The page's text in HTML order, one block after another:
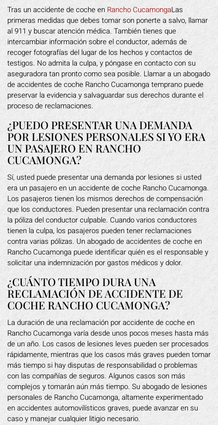
Tras un accidente de coche en Rancho CucamongaLas
primeras medidas que debes tomar son ponerte a salvo, llamar
al 911 y buscar atención médica. También tienes que
intercambiar información sobre el conductor, además de
recoger fotografías del lugar de los hechos y contactos de
testigos. No admita la culpa, y póngase en contacto con su
aseguradora tan pronto como sea posible. Llamar a un abogado
de accidentes de coche Rancho Cucamonga temprano puede
preservar la evidencia y salvaguardar sus derechos durante el
proceso de reclamaciones.
¿PUEDO PRESENTAR UNA DEMANDA
POR LESIONES PERSONALES SI YO ERA
UN PASAJERO EN RANCHO
CUCAMONGA?
Sí, usted puede presentar una demanda por lesiones si usted
era un pasajero en un accidente de coche Rancho Cucamonga.
Los pasajeros tienen los mismos derechos de compensación
que los conductores. Pueden presentar una reclamación contra
la póliza del conductor culpable. Cuando varios conductores
tienen la culpa, los pasajeros pueden tener reclamaciones
contra varias pólizas. Un abogado de accidentes de coche en
Rancho Cucamonga puede identificar quién es el responsable y
solicitar una indemnización por gastos médicos y dolor.
¿CUÁNTO TIEMPO DURA UNA
RECLAMACIÓN DE ACCIDENTE DE
COCHE RANCHO CUCAMONGA?
La duración de una reclamación por accidente de coche en
Rancho Cucamonga varía desde unos pocos meses hasta más
de un año. Los casos de lesiones leves pueden ser procesados
rápidamente, mientras que los casos más graves pueden tomar
más tiempo si hay disputas de responsabilidad o problemas
con las compañías de seguros. Algunos casos son más
complejos y tomarán aún más tiempo. Su abogado de lesiones
personales de Rancho Cucamonga, altamente experimentado
en accidentes automovilísticos graves, puede avanzar en su
caso y manejar cualquier litigio necesario.